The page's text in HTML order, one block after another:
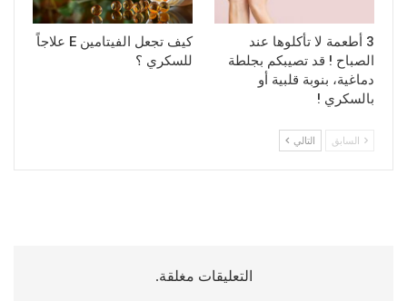
3 أطعمة لا تأكلوها عند
الصباح ! قد تصيبكم بجلطة
دماغية، بنوبة قلبية أو
بالسكري !
كيف تجعل الفيتامين E علاجاً
للسكري ؟
السابق التالي
التعليقات مغلقة.